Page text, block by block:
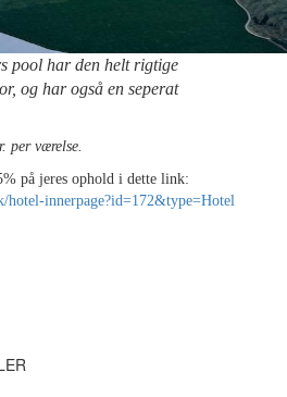
pool har den helt rigtige
og har også en seperat
per værelse.
på jeres ophold i dette link:
hotel-innerpage?id=172&type=Hotel